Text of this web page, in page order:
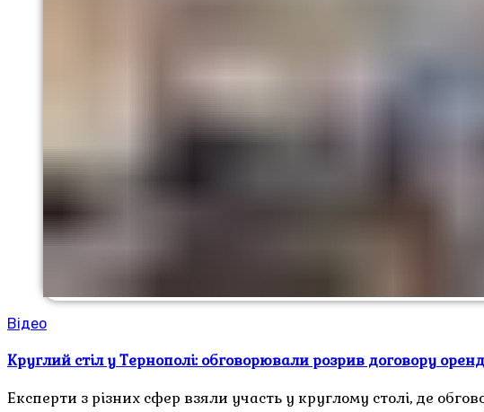
Відео
Круглий стіл у Тернополі: обговорювали розрив договору
Експерти з різних сфер взяли участь у круглому столі, де